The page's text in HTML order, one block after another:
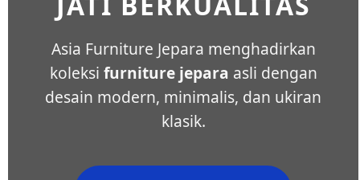
Asia Furniture Jepara menghadirkan
koleksi furniture jepara asli dengan
desain modern, minimalis, dan ukiran
klasik.